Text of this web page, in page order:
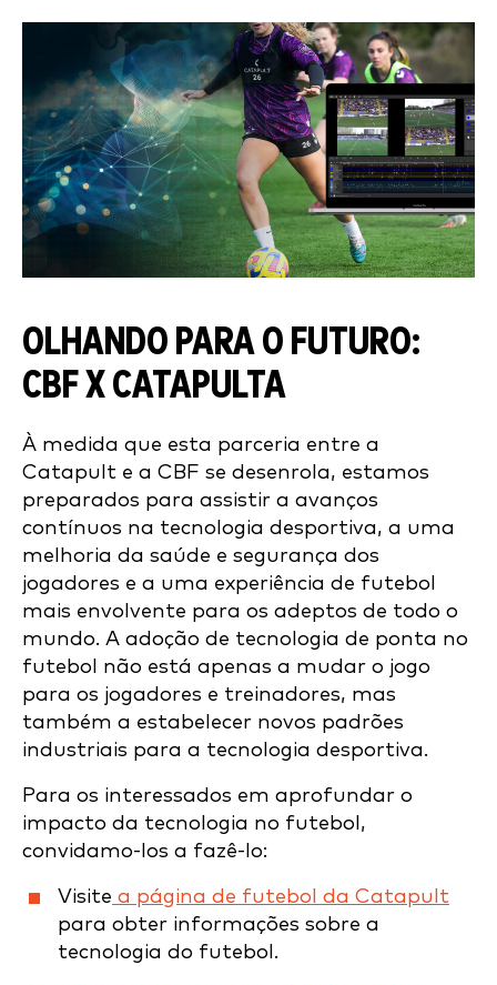
OLHANDO PARA O FUTURO:
CBF X CATAPULTA
À medida que esta parceria entre a
Catapult e a CBF se desenrola, estamos
preparados para assistir a avanços
contínuos na tecnologia desportiva, a uma
melhoria da saúde e segurança dos
jogadores e a uma experiência de futebol
mais envolvente para os adeptos de todo o
mundo. A adoção de tecnologia de ponta no
futebol não está apenas a mudar o jogo
para os jogadores e treinadores, mas
também a estabelecer novos padrões
industriais para a tecnologia desportiva.
Para os interessados em aprofundar o
impacto da tecnologia no futebol,
convidamo-los a fazê-lo:
Visite a página de futebol da Catapult
para obter informações sobre a
tecnologia do futebol.